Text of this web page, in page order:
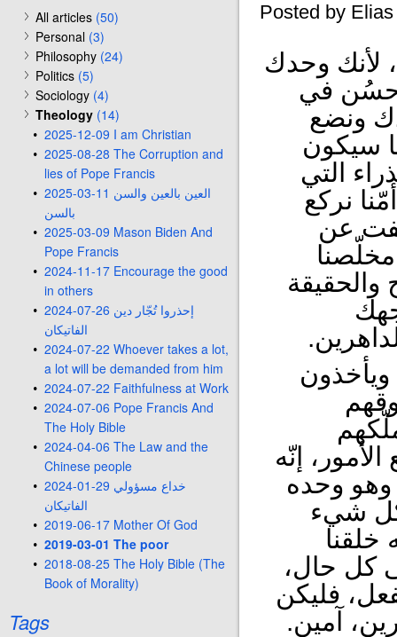
Posted by
لأنك وحدك
حسُن في
ونضع
سيكون
التي
نركع
عن
والحقيقة
إنّه
وحده
كل شيء
خلقنا
كل حال،
فليكن
آمين.
All articles (50)
Personal (3)
Philosophy (24)
Politics (5)
Sociology (4)
Theology (14)
2025-12-09 I am Christian
2025-08-28 The Corruption and
lies of Pope Francis
2025-03-11 العين بالعين والسن
بالسن
2025-03-09 Mason Biden And
Pope Francis
2024-11-17 Encourage the good
in others
2024-07-26 إحذروا تُجّار دين
الفاتيكان
2024-07-22 Whoever takes a lot,
a lot will be demanded from him
2024-07-22 Faithfulness at Work
2024-07-06 Pope Francis And
The Holy Bible
2024-04-06 The Law and the
Chinese people
2024-01-29 خداع مسؤولي
الفاتيكان
2019-06-17 Mother Of God
2019-03-01 The poor
2018-08-25 The Holy Bible (The
Book of Morality)
Tags